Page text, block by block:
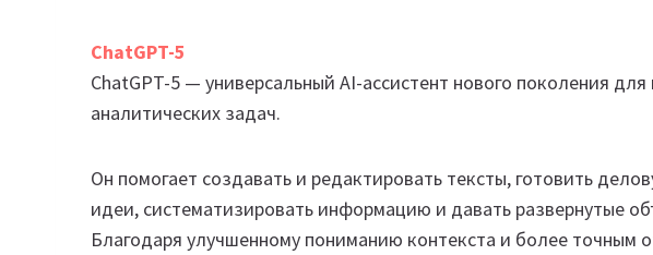
ChatGPT-5
ChatGPT-5 — универсальный AI-ассистент нового поколения
аналитических задач.
Он помогает создавать и редактировать тексты, готовить
идеи, систематизировать информацию и давать развернутые
Благодаря улучшенному пониманию контекста и более точным